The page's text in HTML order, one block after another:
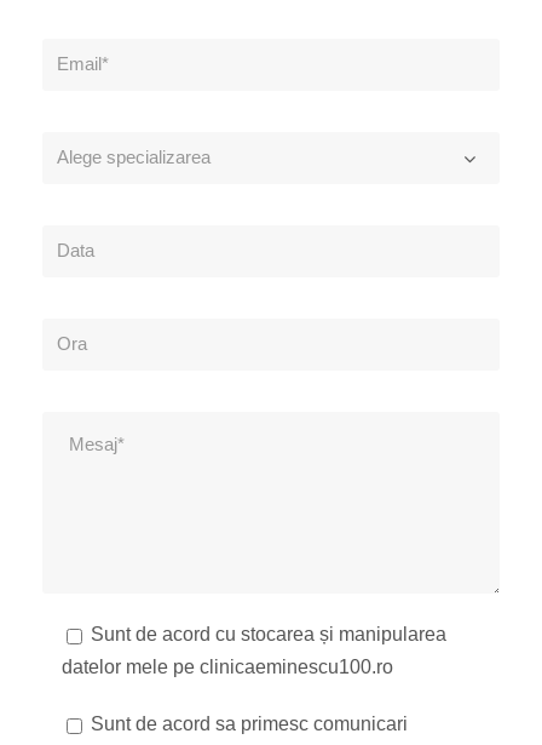
Sunt de acord cu stocarea și manipularea
datelor mele pe clinicaeminescu100.ro
Sunt de acord sa primesc comunicari